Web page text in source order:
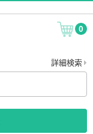
0
詳細検索